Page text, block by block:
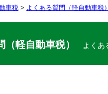
車税 > よくある質問（軽自動車税）
（軽自動車税） よくあ